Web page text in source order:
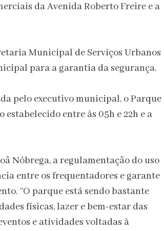
da Avenida Roberto Freire e a
Municipal de Serviços Urbanos
para a garantia da segurança.
pelo executivo municipal, o Parque
entre às 05h e 22h e a
Nóbrega, a regulamentação do uso
entre os frequentadores e garante
“O parque está sendo bastante
físicas, lazer e bem-estar das
e atividades voltadas à